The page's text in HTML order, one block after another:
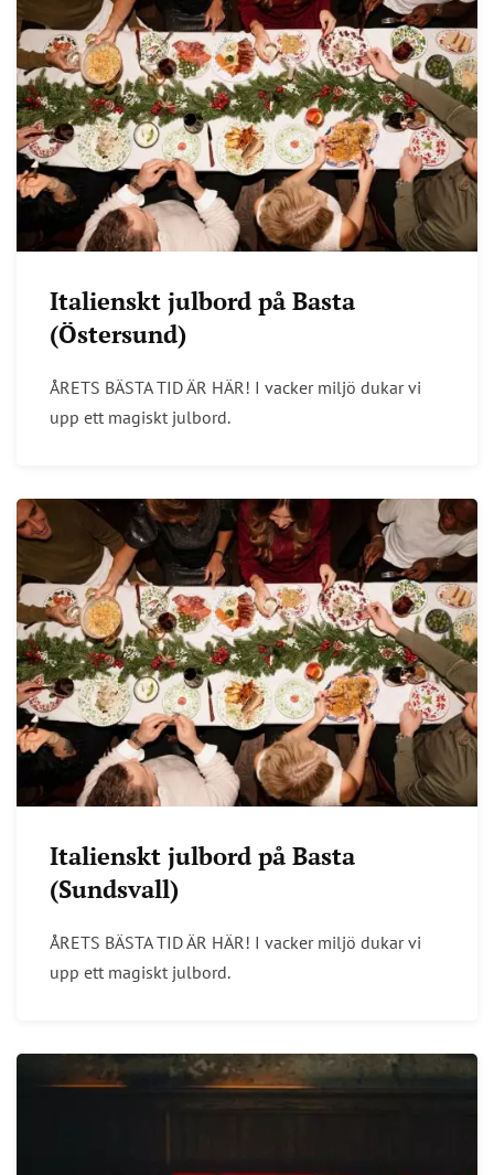
Italienskt julbord på Basta
(Östersund)
ÅRETS BÄSTA TID ÄR HÄR! I vacker miljö dukar vi
upp ett magiskt julbord.
Italienskt julbord på Basta
(Sundsvall)
ÅRETS BÄSTA TID ÄR HÄR! I vacker miljö dukar vi
upp ett magiskt julbord.